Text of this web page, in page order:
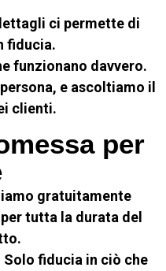
ci permette di
fiducia.
funzionano davvero.
e ascoltiamo il
clienti.
per
gratuitamente
tutta la durata del
fiducia in ciò che